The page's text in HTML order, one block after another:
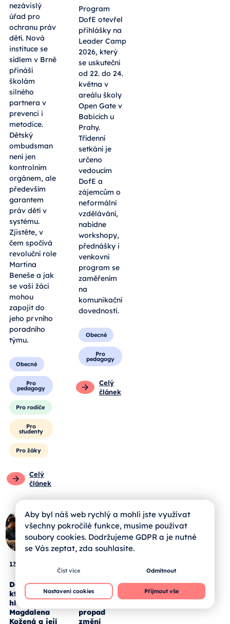
nezávislý
úřad pro
ochranu práv
dětí. Nová
instituce se
sídlem v Brně
přináší
školám
silného
partnera v
prevenci i
metodice.
Dětský
ombudsman
není jen
kontrolním
orgánem, ale
především
garantem
práv dětí v
systému.
Zjistěte, v
čem spočívá
revoluční role
Martina
Beneše a jak
se vaši žáci
mohou
zapojit do
jeho prvního
poradního
týmu.
Obecné
Pro
pedagogy
Pro rodiče
Pro
studenty
Pro žáky
Celý
článek
Program
DofE otevřel
přihlášky na
Leader Camp
2026, který
se uskuteční
od 22. do 24.
května v
areálu školy
Open Gate v
Babicích u
Prahy.
Třídenní
setkání je
určeno
vedoucím
DofE a
zájemcům o
neformální
vzdělávání,
nabídne
workshopy,
přednášky i
venkovní
program se
zaměřením
na
komunikační
dovednosti.
Obecné
Pro
pedagogy
Celý
článek
13. 05. 2026
Deset let,
která dala
hlas talentu.
Magdalena
Kožená a její
Méně dětí ve
třídách. Jak
propad
změní
Aby byl náš web rychlý a mohli jste využívat
všechny pokročilé funkce, musíme používat
soubory cookies. Dodržujeme GDPR a je nutné
se Vás zeptat, zda souhlasíte.
Číst více Odmítnout
Nastavení cookies Přijmout vše